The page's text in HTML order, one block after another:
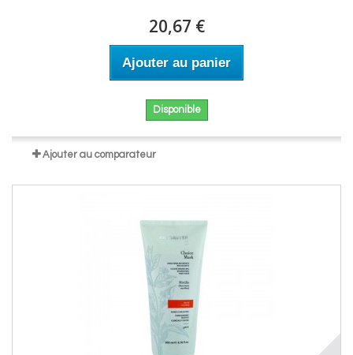
20,67 €
Ajouter au panier
Disponible
Ajouter au comparateur